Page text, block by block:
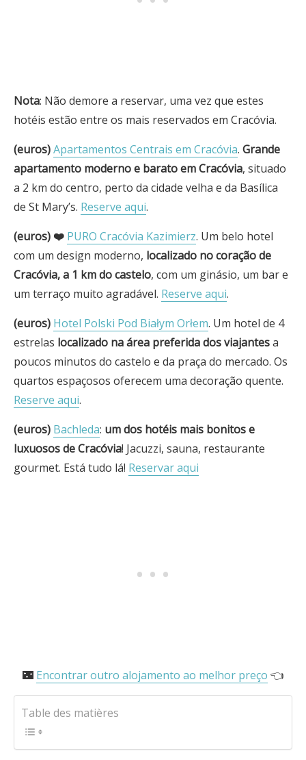
Nota: Não demore a reservar, uma vez que estes
hotéis estão entre os mais reservados em Cracóvia.
(euros)Apartamentos Centrais em Cracóvia. Grande
apartamento moderno e barato em Cracóvia, situado
a 2 km do centro, perto da cidade velha e da Basílica
de St Mary’s. Reserve aqui.
(euros) ❤️ PURO Cracóvia Kazimierz. Um belo hotel
com um design moderno, localizado no coração de
Cracóvia, a 1 km do castelo, com um ginásio, um bar e
um terraço muito agradável. Reserve aqui.
(euros) Hotel Polski Pod Białym Orłem. Um hotel de 4
estrelas localizado na área preferida dos viajantesa
poucos minutos do castelo e da praça do mercado. Os
quartos espaçosos oferecem uma decoração quente.
Reserve aqui.
(euros) Bachleda: um dos hotéis mais bonitos e
luxuosos de Cracóvia! Jacuzzi, sauna, restaurante
gourmet. Está tudo lá! Reservar aqui
🌃 Encontrar outro alojamento ao melhor preço 👈
Table des matières